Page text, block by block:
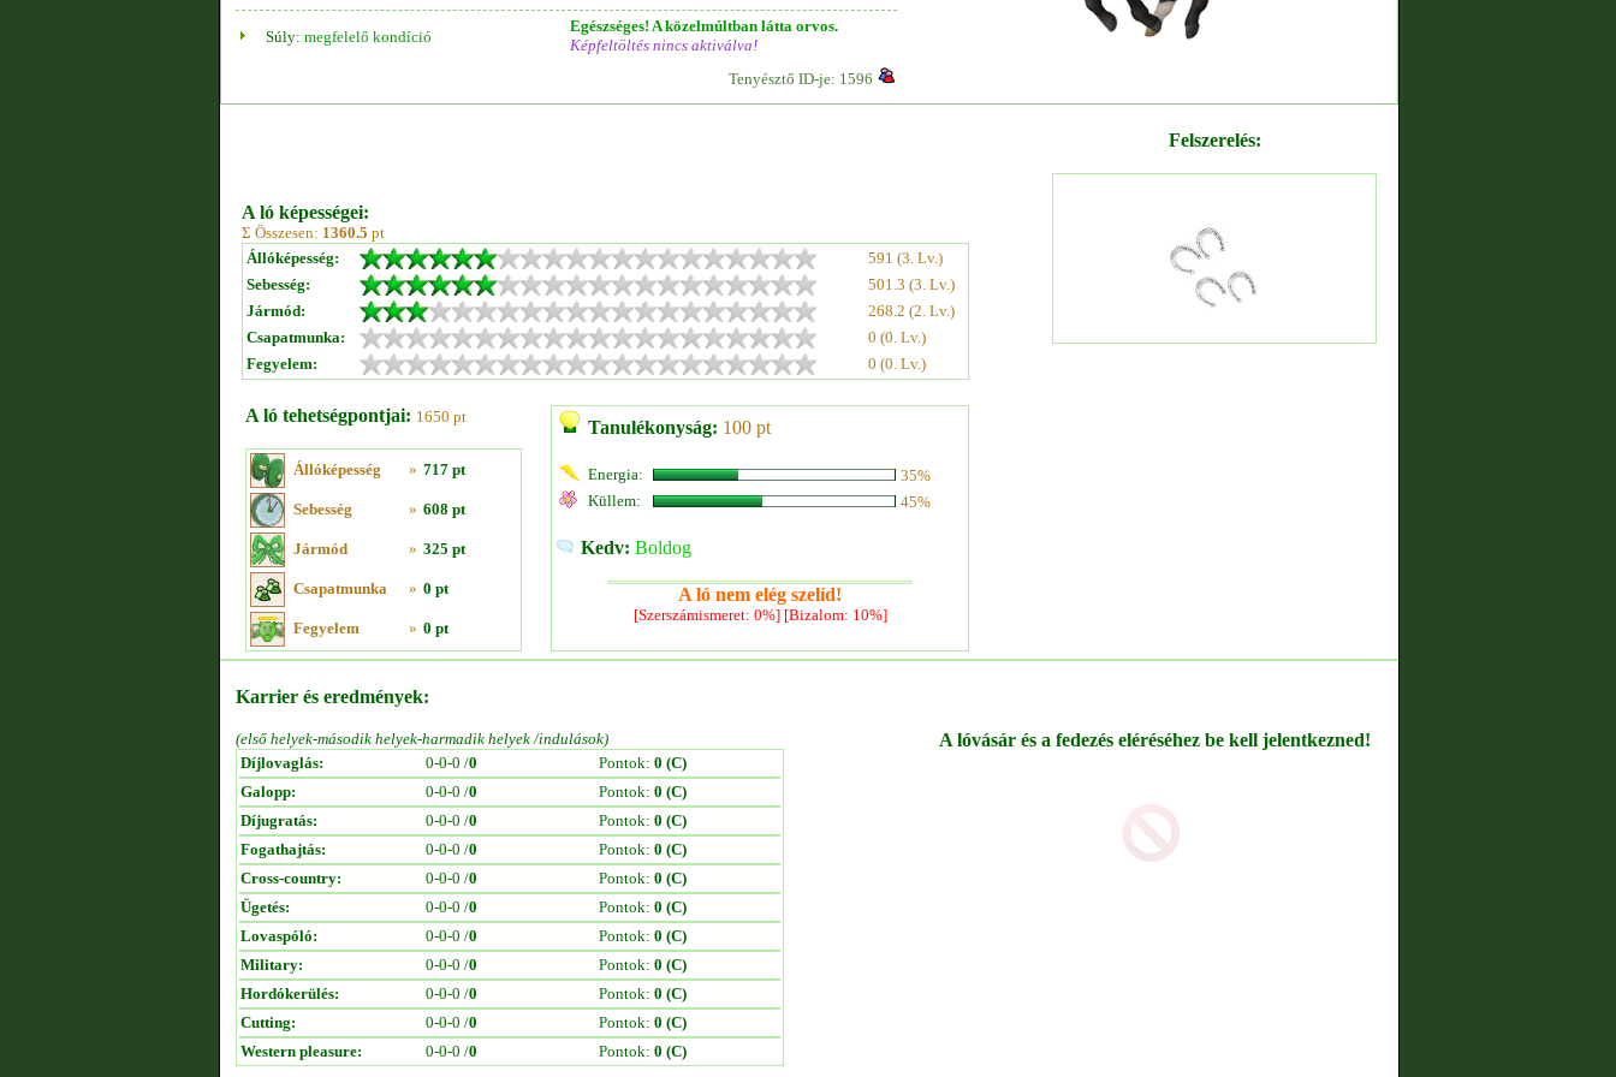
Súly: megfelelő kondíció
Egészséges! A közelmúltban látta orvos.
Képfeltöltés nincs aktiválva!
Tenyésztő ID-je: 1596
A ló képességei:
Σ Összesen: 1360.5 pt
Állóképesség:
591 (3. Lv.)
Sebesség:
501.3 (3. Lv.)
Jármód:
268.2 (2. Lv.)
Csapatmunka:
0 (0. Lv.)
Fegyelem:
0 (0. Lv.)
A ló tehetségpontjai: 1650 pt
Állóképesség » 717 pt
Sebesség » 608 pt
Jármód » 325 pt
Csapatmunka » 0 pt
Fegyelem » 0 pt
Tanulékonyság: 100 pt
Energia:
35%
Küllem:
45%
Kedv: Boldog
A ló nem elég szelíd!
[Szerszámismeret: 0%] [Bizalom: 10%]
Felszerelés:
Karrier és eredmények:
(első helyek-második helyek-harmadik helyek /indulások)
Díjlovaglás:
0-0-0 /0 Pontok: 0 (C)
Galopp:
0-0-0 /0 Pontok: 0 (C)
Díjugratás:
0-0-0 /0 Pontok: 0 (C)
Fogathajtás:
0-0-0 /0 Pontok: 0 (C)
Cross-country:
0-0-0 /0 Pontok: 0 (C)
Ügetés:
0-0-0 /0 Pontok: 0 (C)
Lovaspóló:
0-0-0 /0 Pontok: 0 (C)
Military:
0-0-0 /0 Pontok: 0 (C)
Hordókerülés:
0-0-0 /0 Pontok: 0 (C)
Cutting:
0-0-0 /0 Pontok: 0 (C)
Western pleasure:
0-0-0 /0 Pontok: 0 (C)
A lóvásár és a fedezés eléréséhez be kell jelentkezned!